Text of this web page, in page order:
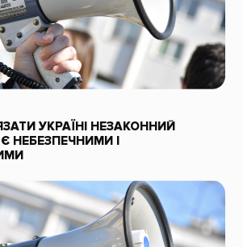
УКРАЇНІ НЕЗАКОННИЙ
НЕБЕЗПЕЧНИМИ І